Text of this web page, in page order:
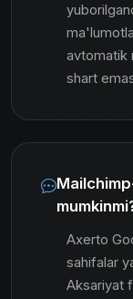
avtomatik
shart
Axerto
sahifalar
Aksariyat